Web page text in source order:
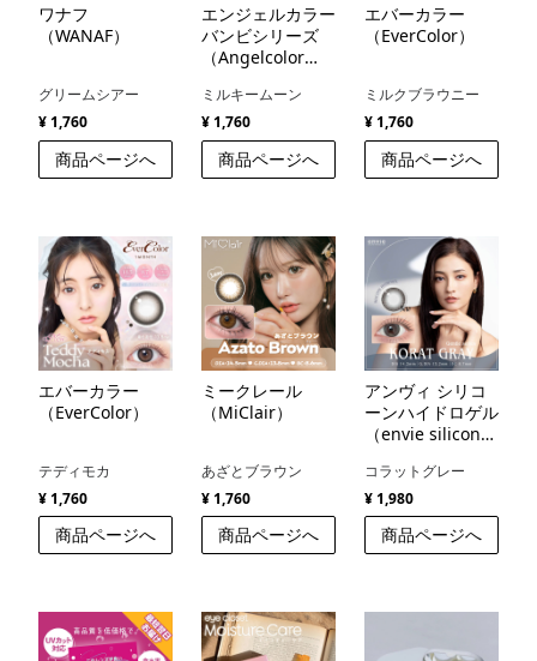
ワナフ
（WANAF）
グリームシアー
¥ 1,760
商品ページへ
エンジェルカラー
バンビシリーズ
（Angelcolor
ミルキームーン
¥ 1,760
商品ページへ
エバーカラー
（EverColor）
ミルクブラウニー
¥ 1,760
商品ページへ
エバーカラー
（EverColor）
テディモカ
¥ 1,760
商品ページへ
ミークレール
（MiClair）
あざとブラウン
¥ 1,760
商品ページへ
アンヴィ シリコ
ーンハイドロゲル
（envie silicone
コラットグレー
¥ 1,980
商品ページへ